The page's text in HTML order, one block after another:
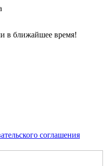
в ближайшее время!
соглашения